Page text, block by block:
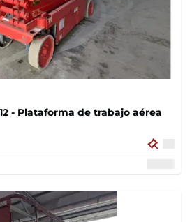
- Plataforma de trabajo aérea